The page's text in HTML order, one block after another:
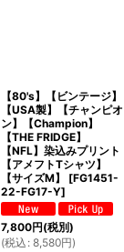
【80's】【ビンテージ】
【USA製】【チャンピオ
ン】【Champion】
【THE FRIDGE】
【NFL】染込みプリント
【アメフトTシャツ】
【サイズM】
[FG1451-
22-FG17-Y]
7,800円(税別)
(税込 : 8,580円)